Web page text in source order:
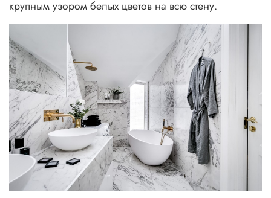
крупным узором белых цветов на всю стену.